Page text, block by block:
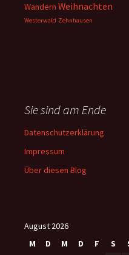
Wandern Weihnachten
Westerwald Zehnhausen
Sie sind am Ende
Datenschutzerklärung
Impressum
Über diesen Blog
August 2026
M
D M D F S